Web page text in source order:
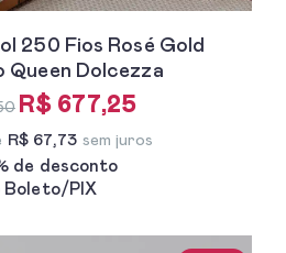
250 Fios Rosé Gold
Queen Dolcezza
R$ 677,25
R$ 67,73 sem juros
de desconto
Boleto/PIX